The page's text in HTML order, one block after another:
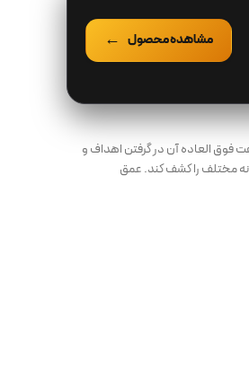
مشاهده محصول
فوق العاده آن در گرفتن اهداف و
ها بی نظیر است و توانایی جستجوی الماس‌های بزرگ و کوچک را دارد. همچنین می تواند جواهرات و ظرفیت کشف ۱۸ گونه مختلف را کشف کند. عمق